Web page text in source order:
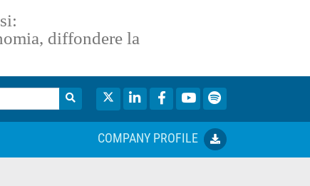
diffondere la
Twitter LinkedIn FacebookYouTube
COMPANY PROFILE